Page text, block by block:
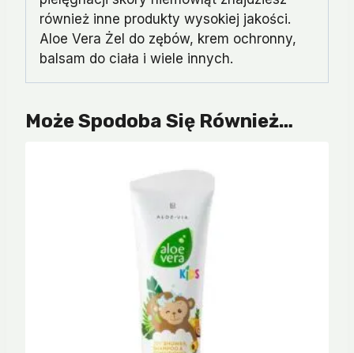
również inne produkty wysokiej jakości.
Aloe Vera Żel do zębów, krem ochronny,
balsam do ciała i wiele innych.
Może Spodoba Się Również…